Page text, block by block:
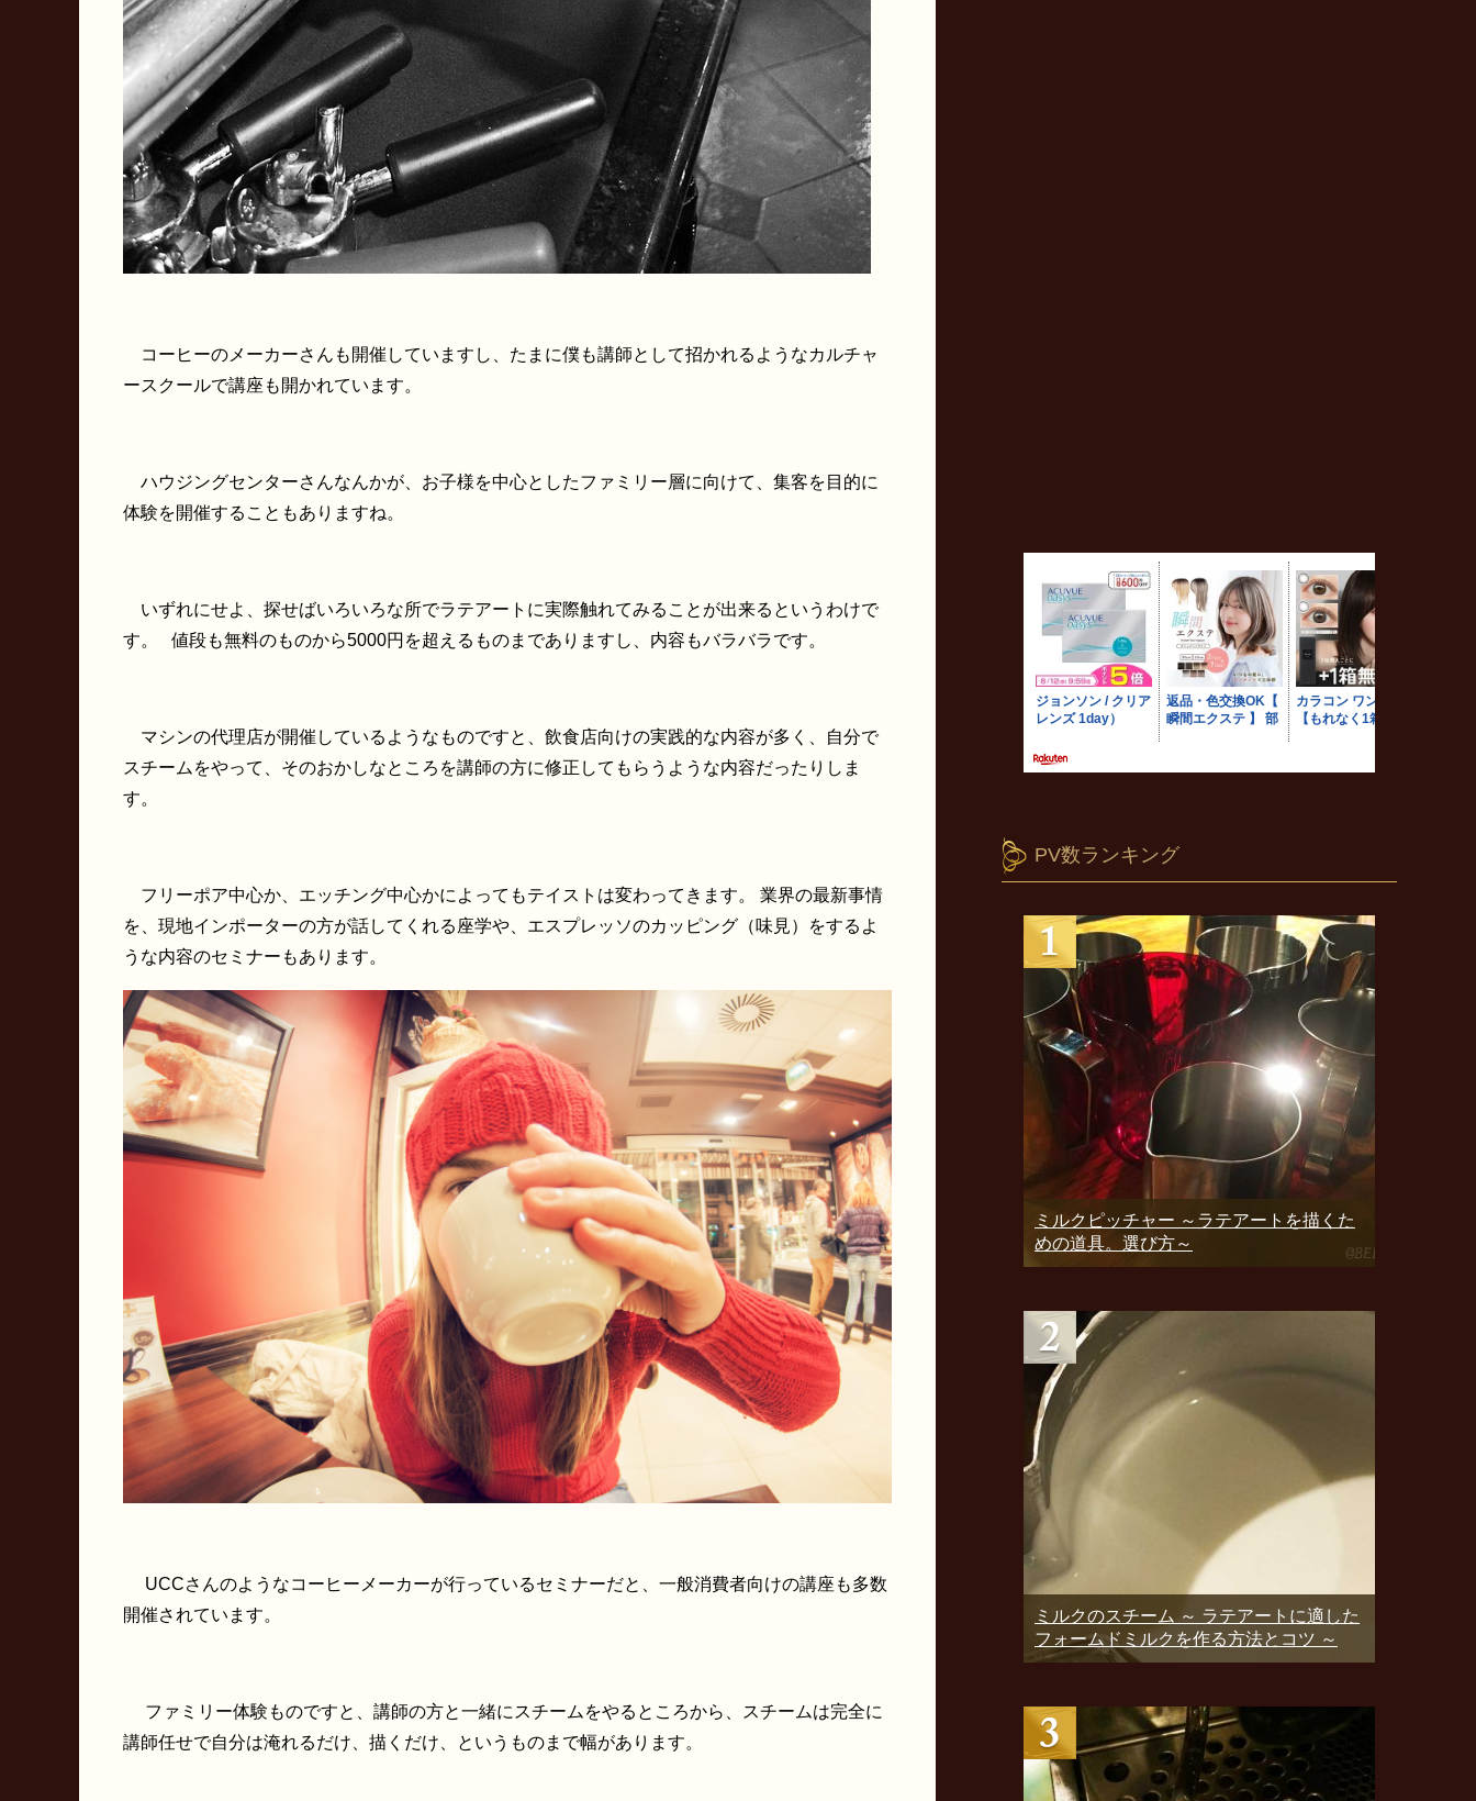
コーヒーのメーカーさんも開催していますし、たまに僕も講師として招かれるようなカルチャ
ースクールで講座も開かれています。
ハウジングセンターさんなんかが、お子様を中心としたファミリー層に向けて、集客を目的に
体験を開催することもありますね。
いずれにせよ、探せばいろいろな所でラテアートに実際触れてみることが出来るというわけで
す。 値段も無料のものから5000円を超えるものまでありますし、内容もバラバラです。
マシンの代理店が開催しているようなものですと、飲食店向けの実践的な内容が多く、自分で
スチームをやって、そのおかしなところを講師の方に修正してもらうような内容だったりしま
す。
フリーポア中心か、エッチング中心かによってもテイストは変わってきます。 業界の最新事情
を、現地インポーターの方が話してくれる座学や、エスプレッソのカッピング（味見）をするよ
うな内容のセミナーもあります。
UCCさんのようなコーヒーメーカーが行っているセミナーだと、一般消費者向けの講座も多数
開催されています。
ファミリー体験ものですと、講師の方と一緒にスチームをやるところから、スチームは完全に
講師任せで自分は淹れるだけ、描くだけ、というものまで幅があります。
PV数ランキング
ミルクピッチャー ～ラテアートを描くた
めの道具。選び方～
ミルクのスチーム ～ ラテアートに適した
フォームドミルクを作る方法とコツ ～